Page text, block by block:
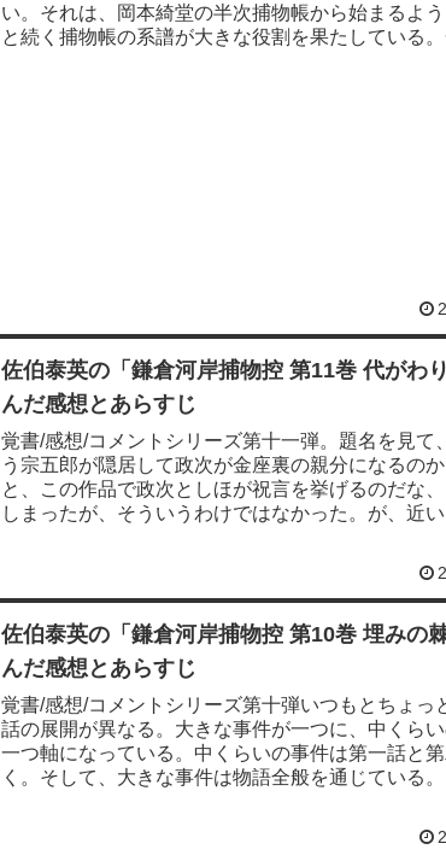
い。それは、岡本綺堂の半次捕物帳から始まるよ
と続く捕物帳の系譜が大きな役割を果たしている
佐伯泰英の「鎌倉河岸捕物控 第11巻 代がわ
んだ感想とあらすじ
覚書/感想/コメントシリーズ第十一弾。題名を見て
う宗五郎が隠居して政次が金座裏の親分になるの
と、この作品で政次としほが祝言を挙げるのだな
しまったが、そういうわけではなかった。が、近
佐伯泰英の「鎌倉河岸捕物控 第10巻 埋みの
んだ感想とあらすじ
覚書/感想/コメントシリーズ第十弾いつもとちょっ
話の展開が異なる。大きな事件が一つに、中くら
一つ軸になっている。中くらいの事件は第一話と
く。そして、大きな事件は物語全般を通じている